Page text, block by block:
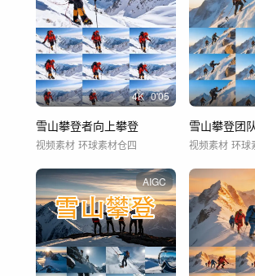
4K 0'05
雪山攀登者向上攀登
视频素材 环球素材仓四
雪山攀登团
视频素材 环球
AIGC